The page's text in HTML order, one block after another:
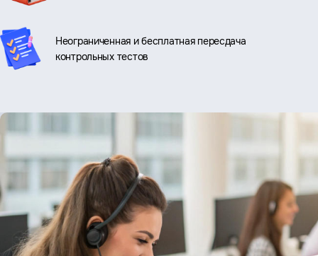
Неограниченная и бесплатная пересдача
контрольных тестов